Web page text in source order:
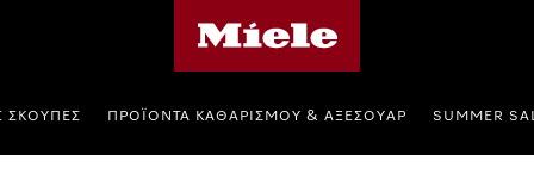
ΣΚΟΎΠΕΣ ΠΡΟΪΌΝΤΑ ΚΑΘΑΡΙΣΜΟΎ & ΑΞΕΣΟΥΆΡ SUMMER